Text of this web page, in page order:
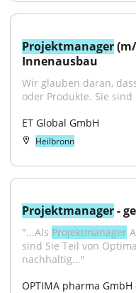
Projektmanager
Innenausbau
Wir glauben daran,
oder Produkte. Sie
ET Global GmbH
Heilbronn
Projektmanager -
"...Als Projektmanager
sind Sie Teil von
nachhaltig..."
OPTIMA pharma